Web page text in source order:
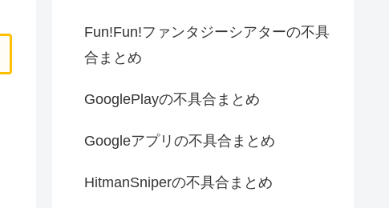
Fun!Fun!ファンタジーシアターの不具
合まとめ
GooglePlayの不具合まとめ
Googleアプリの不具合まとめ
HitmanSniperの不具合まとめ